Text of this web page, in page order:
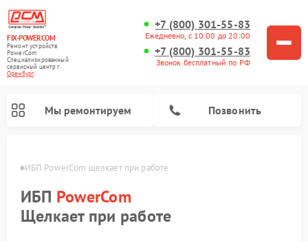
FIX-POWERCOM
Ремонт устройств
PowerCom
Специализированный
cервисный центр г.
Оренбург
+7 (800) 301-55-83
Ежедневно, с 10:00 до 20:00
+7 (800) 301-55-83
Звонок бесплатный по РФ
Мы ремонтируем Позвонить
ИБП PowerCom щелкает при работе
ИБП PowerCom
Щелкает при работе